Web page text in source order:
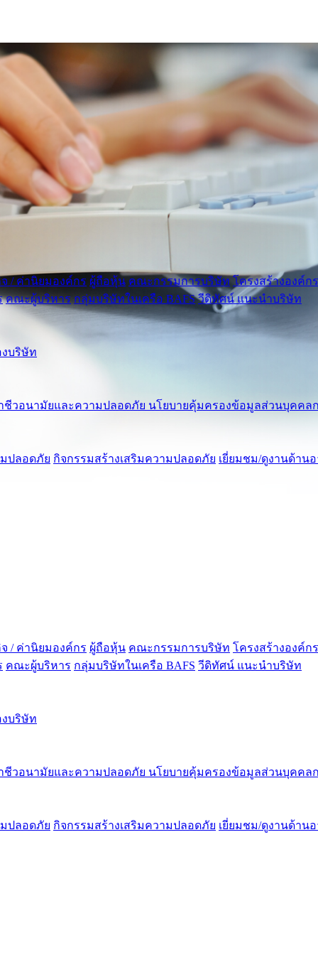
/ ค่านิยมองค์กร ผู้ถือหุ้น คณะกรรมการบริษัท โครงสร้างองค์กร
คณะผู้บริหาร กลุ่มบริษัทในเครือ BAFS วีดิทัศน์ แนะนำบริษัท
บริษัท
ชีวอนามัยและความปลอดภัย นโยบายคุ้มครองข้อมูลส่วนบุคคล
ปลอดภัย กิจกรรมสร้างเสริมความปลอดภัย เยี่ยมชม/ดูงานด้าน
/ ค่านิยมองค์กร ผู้ถือหุ้น คณะกรรมการบริษัท โครงสร้างองค์กร
คณะผู้บริหาร กลุ่มบริษัทในเครือ BAFS วีดิทัศน์ แนะนำบริษัท
บริษัท
ชีวอนามัยและความปลอดภัย นโยบายคุ้มครองข้อมูลส่วนบุคคล
ปลอดภัย กิจกรรมสร้างเสริมความปลอดภัย เยี่ยมชม/ดูงานด้าน